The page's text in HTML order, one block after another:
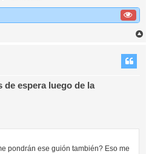
de espera luego de la
pondrán ese guión también? Eso me